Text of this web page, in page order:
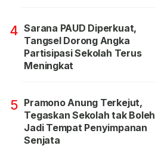
4 Sarana PAUD Diperkuat,
Tangsel Dorong Angka
Partisipasi Sekolah Terus
Meningkat
5 Pramono Anung Terkejut,
Tegaskan Sekolah tak Boleh
Jadi Tempat Penyimpanan
Senjata